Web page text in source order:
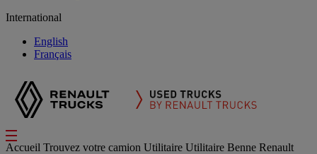
International
English
Français
Accueil Trouvez votre camion Utilitaire Utilitaire Benne Renault